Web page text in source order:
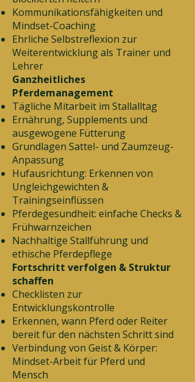
Kommunikationsfähigkeiten und
Mindset-Coaching
Ehrliche Selbstreflexion zur
Weiterentwicklung als Trainer und
Lehrer
Ganzheitliches
Pferdemanagement
Tägliche Mitarbeit im Stallalltag
Ernährung, Supplements und
ausgewogene Fütterung
Grundlagen Sattel- und Zaumzeug-
Anpassung
Hufausrichtung: Erkennen von
Ungleichgewichten &
Trainingseinflüssen
Pferdegesundheit: einfache Checks &
Frühwarnzeichen
Nachhaltige Stallführung und
ethische Pferdepflege
Fortschritt verfolgen & Struktur
schaffen
Checklisten zur
Entwicklungskontrolle
Erkennen, wann Pferd oder Reiter
bereit für den nächsten Schritt sind
Verbindung von Geist & Körper:
Mindset-Arbeit für Pferd und
Mensch